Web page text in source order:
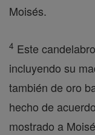
Moisés.
4 Este
incluyendo su
también de oro
hecho de
mostrado a